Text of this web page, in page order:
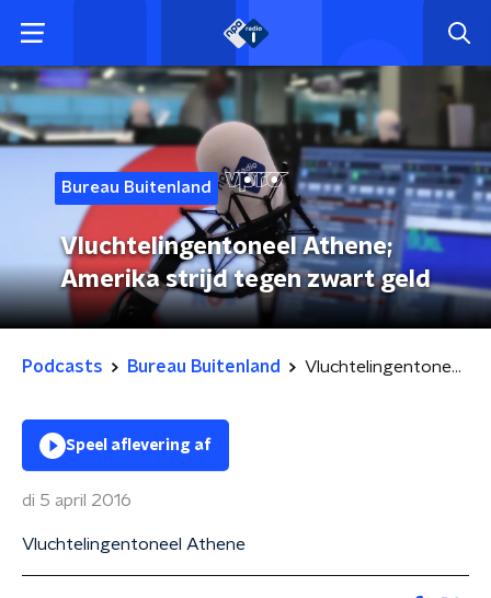
Bureau Buitenland
Vluchtelingentoneel Athene;
Amerika strijd tegen zwart geld
Podcasts Bureau Buitenland Vluchtelingentoneel Athene; Amerika strijd tegen zwart geld
Speel aflevering af
di 5 april 2016
Vluchtelingentoneel Athene